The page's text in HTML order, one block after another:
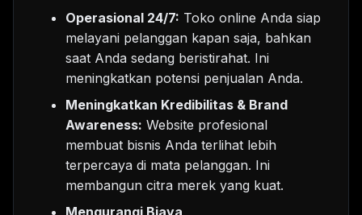
Operasional 24/7: Toko online Anda siap
melayani pelanggan kapan saja, bahkan
saat Anda sedang beristirahat. Ini
meningkatkan potensi penjualan Anda.
Meningkatkan Kredibilitas & Brand
Awareness: Website profesional
membuat bisnis Anda terlihat lebih
terpercaya di mata pelanggan. Ini
membangun citra merek yang kuat.
Mengurangi Biaya